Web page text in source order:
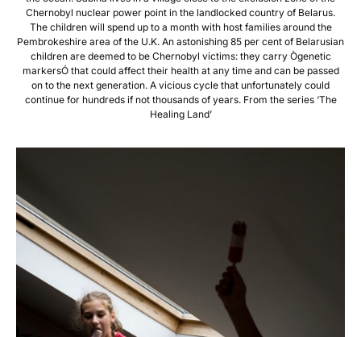
Chernobyl nuclear power point in the landlocked country of Belarus.
The children will spend up to a month with host families around the
Pembrokeshire area of the U.K. An astonishing 85 per cent of Belarusian
children are deemed to be Chernobyl victims: they carry Ògenetic
markersÓ that could affect their health at any time and can be passed
on to the next generation. A vicious cycle that unfortunately could
continue for hundreds if not thousands of years. From the series ‘The
Healing Land’